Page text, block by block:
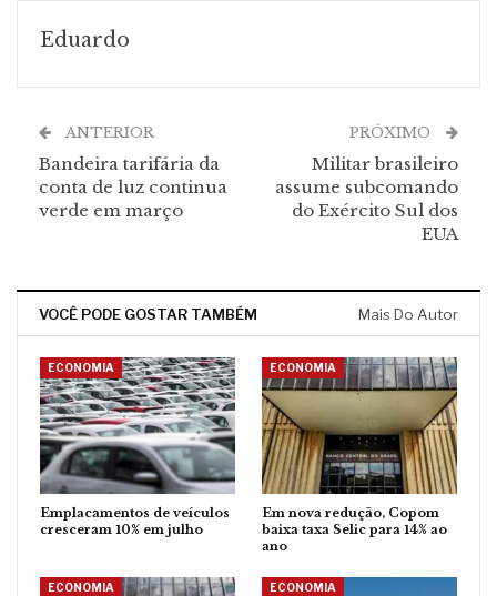
Eduardo
ANTERIOR
Bandeira tarifária da
conta de luz continua
verde em março
PRÓXIMO
Militar brasileiro
assume subcomando
do Exército Sul dos
EUA
VOCÊ PODE GOSTAR TAMBÉM Mais Do Autor
ECONOMIA
Emplacamentos de veículos
cresceram 10% em julho
ECONOMIA
Em nova redução, Copom
baixa taxa Selic para 14% ao
ano
ECONOMIA ECONOMIA